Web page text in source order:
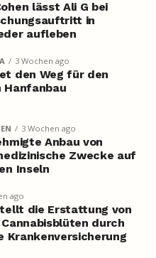
lässt Ali G bei
in
aufleben
3 Wochen ago
den Weg für den
Hanfanbau
3 Wochen ago
Anbau von
Zwecke auf
Inseln
ago
die Erstattung von
durch
Krankenversicherung